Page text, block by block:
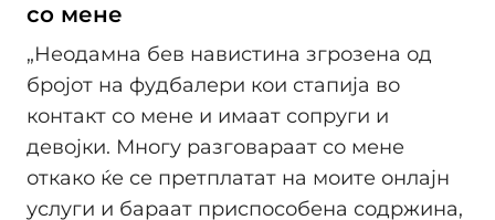
со мене
„Неодамна бев навистина згрозена од
бројот на фудбалери кои стапија во
контакт со мене и имаат сопруги и
девојки. Многу разговараат со мене
откако ќе се претплатат на моите онлајн
услуги и бараат приспособена содржина,